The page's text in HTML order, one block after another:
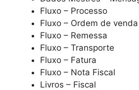
Fluxo – Processo
Fluxo – Ordem de venda
Fluxo – Remessa
Fluxo – Transporte
Fluxo – Fatura
Fluxo – Nota Fiscal
Livros – Fiscal